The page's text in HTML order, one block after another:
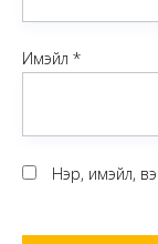
Имэйл *
Нэр, имэйл,